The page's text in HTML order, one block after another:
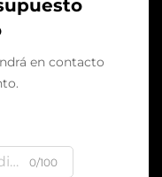
en contacto
0/100